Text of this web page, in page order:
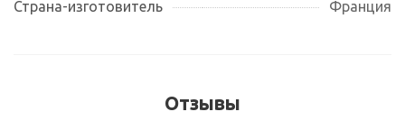
Страна-изготовитель Франция
Отзывы